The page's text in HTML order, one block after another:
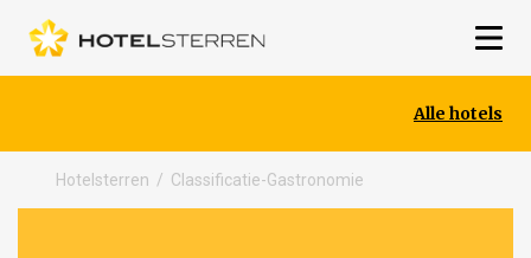
Alle hotels
Hotelsterren / Classificatie-Gastronomie